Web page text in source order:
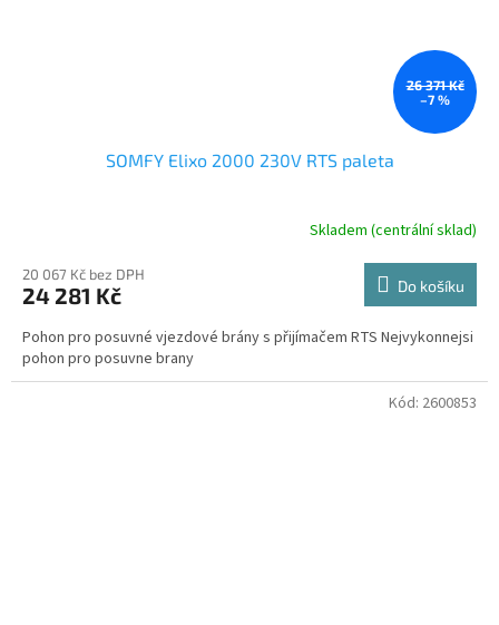
26 371 Kč
–7 %
SOMFY Elixo 2000 230V RTS paleta
Skladem (centrální sklad)
20 067 Kč bez DPH
24 281 Kč Do košíku
Pohon pro posuvné vjezdové brány s přijímačem RTS Nejvykonnejsi
pohon pro posuvne brany
Kód: 2600853